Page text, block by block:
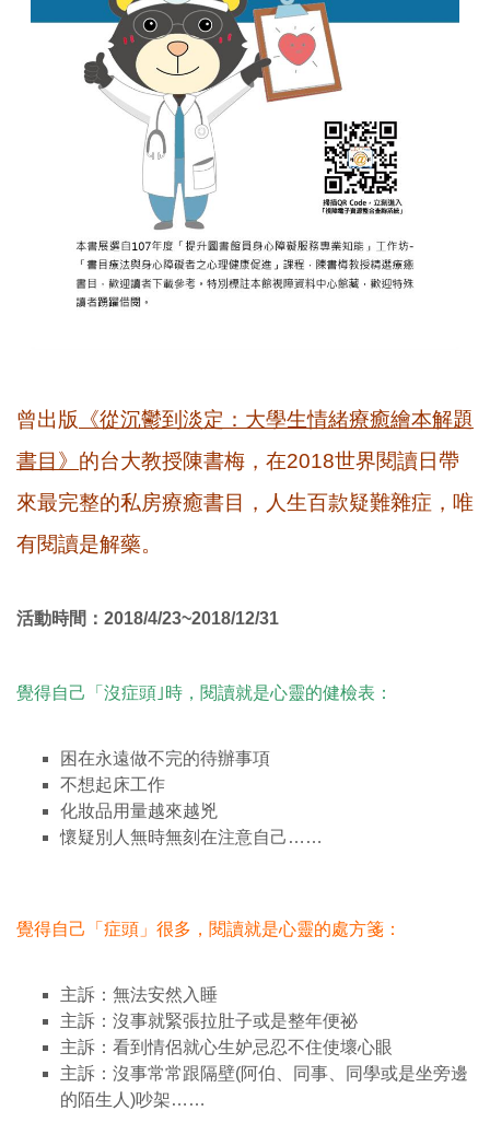
曾出版 《從沉鬱到淡定：大學生情緒療癒繪本解題
書目》 的台大教授陳書梅，在2018世界閱讀日帶
來最完整的私房療癒書目，人生百款疑難雜症，唯
有閱讀是解藥。
活動時間：2018/4/23~2018/12/31
覺得自己「沒症頭｣時，閱讀就是心靈的健檢表：
困在永遠做不完的待辦事項
不想起床工作
化妝品用量越來越兇
懷疑別人無時無刻在注意自己……
覺得自己「症頭」很多，閱讀就是心靈的處方箋：
主訴：無法安然入睡
主訴：沒事就緊張拉肚子或是整年便祕
主訴：看到情侶就心生妒忌忍不住使壞心眼
主訴：沒事常常跟隔壁(阿伯、同事、同學或是坐旁邊
的陌生人)吵架……